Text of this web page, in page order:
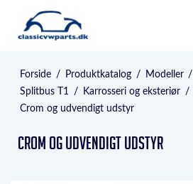
Forside / Produktkatalog / Modeller /
Splitbus T1 / Karrosseri og eksteriør /
Crom og udvendigt udstyr
Crom og udvendigt udstyr